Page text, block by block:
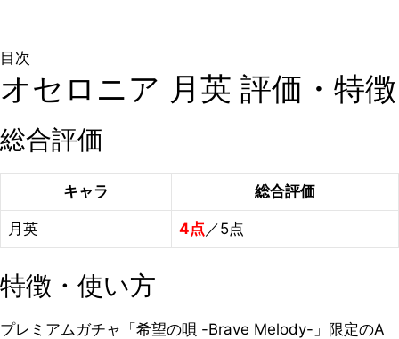
目次
オセロニア 月英 評価・特徴
総合評価
キャラ 総合評価
月英 4点 ／5点
特徴・使い方
プレミアムガチャ「希望の唄 -Brave Melody-」限定のA